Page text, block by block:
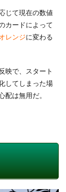
じて現在の数値
カードによって
レンジに変わる
映で、スタート
してしまった場
は無用だ。